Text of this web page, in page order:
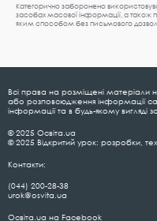
Категорично заборонено
засобах масової інформації, а також
яким способом без письмового дозволу
Всі права на розміщені матеріали
або розповсюдження інформації
інформації та в будь-якому вигляді
© 2025 Освіта.ua
© 2025 Відкритий урок: розробки,
Контакти:
(044) 200-28-38
urok@osvita.ua
Освіта.ua на Facebook